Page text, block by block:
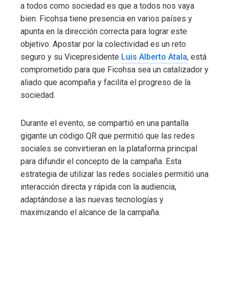
a todos como sociedad es que a todos nos vaya
bien. Ficohsa tiene presencia en varios países y
apunta en la dirección correcta para lograr este
objetivo. Apostar por la colectividad es un reto
seguro y su Vicepresidente Luis Alberto Atala, está
comprometido para que Ficohsa sea un catalizador y
aliado que acompaña y facilita el progreso de la
sociedad.
Durante el evento, se compartió en una pantalla
gigante un código QR que permitió que las redes
sociales se convirtieran en la plataforma principal
para difundir el concepto de la campaña. Esta
estrategia de utilizar las redes sociales permitió una
interacción directa y rápida con la audiencia,
adaptándose a las nuevas tecnologías y
maximizando el alcance de la campaña.